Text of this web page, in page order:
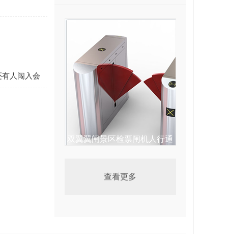
人闯入会
双翼翼闸景区检票闸机人行通
查看更多